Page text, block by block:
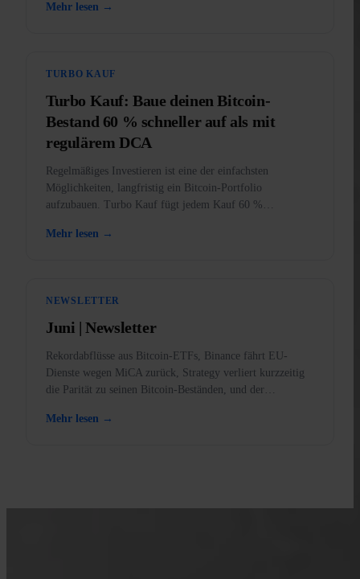
war.
Mehr lesen →
TURBO KAUF
Turbo Kauf: Baue deinen Bitcoin-
Bestand 60 % schneller auf als mit
regulärem DCA
Regelmäßiges Investieren ist eine der einfachsten
Möglichkeiten, langfristig ein Bitcoin-Portfolio
aufzubauen. Turbo Kauf fügt jedem Kauf 60 %
Mehr lesen →
NEWSLETTER
Juni | Newsletter
Rekordabflüsse aus Bitcoin-ETFs, Binance fährt EU-
Dienste wegen MiCA zurück, Strategy verliert kurzzeitig
die Parität zu seinen Bitcoin-Beständen, und der
Mehr lesen →